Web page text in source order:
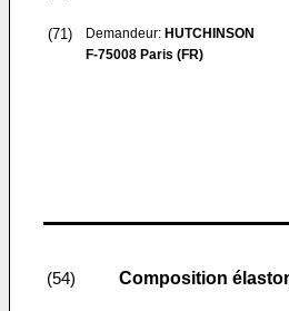
(71) Demandeur: HUTCHINSON
F-75008 Paris (FR)
(54) Composition